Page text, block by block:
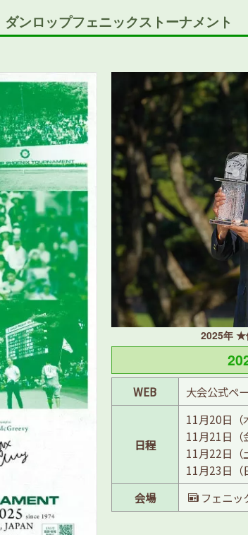
ダンロップフェニックストーナメント
2025年 ★
WEB 大会公式ペ
日程
11月20日（
11月21日（
11月22日（
11月23日（
会場
フェニッ